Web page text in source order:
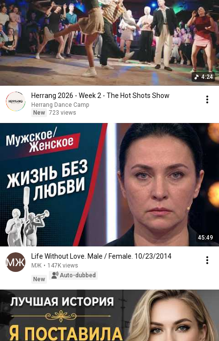
4:24
Herrang 2026 - Week 2 - The Hot Shots Show
Herrang Dance Camp
New 723 views
45:49
Life Without Love. Male / Female. 10/23/2014
МЖ • 147K views
New
Auto-dubbed